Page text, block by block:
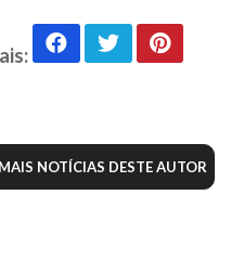
MAIS NOTÍCIAS DESTE AUTOR